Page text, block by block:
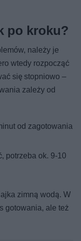
po kroku?
należy je
wtedy rozpocząć
się stopniowo –
zależy od
od zagotowania
potrzeba ok. 9-10
zimną wodą. W
gotowania, ale też